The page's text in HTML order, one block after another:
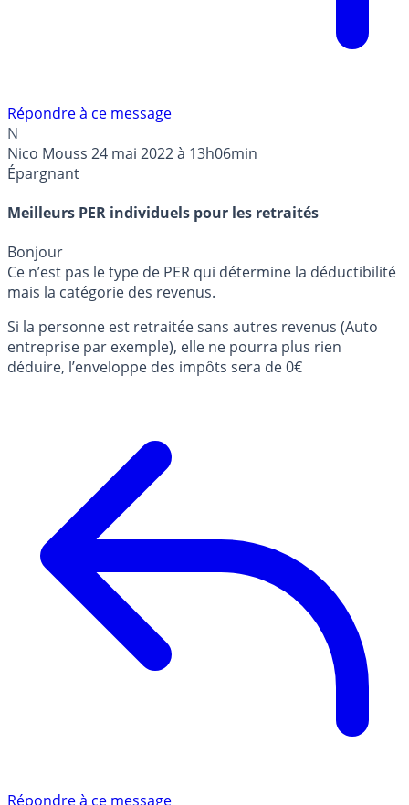
Répondre à ce message
N
Nico Mouss 24 mai 2022 à 13h06min
Épargnant
Meilleurs PER individuels pour les retraités
Bonjour
Ce n’est pas le type de PER qui détermine la déductibilité
mais la catégorie des revenus.
Si la personne est retraitée sans autres revenus (Auto
entreprise par exemple), elle ne pourra plus rien
déduire, l’enveloppe des impôts sera de 0€
Répondre à ce message